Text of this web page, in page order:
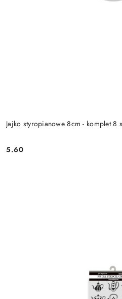
Jajko styropianowe 8cm - komplet 8
Cena:
5.60